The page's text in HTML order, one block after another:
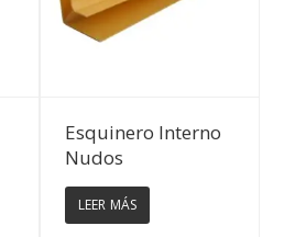
Ver Detalles
Esquinero Interno
Nudos
LEER MÁS